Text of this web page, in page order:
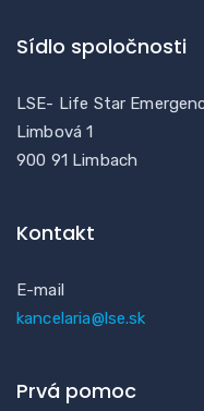
Sídlo spoločnosti
LSE- Life Star
Limbová 1
900 91 Limbach
Kontakt
E-mail
kancelaria@lse.sk
Prvá pomoc